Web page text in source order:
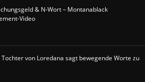
& N-Wort – Montanablack
Video
Tochter von Loredana sagt bewegende Worte zu